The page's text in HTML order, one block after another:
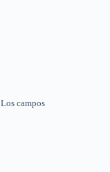
Los campos